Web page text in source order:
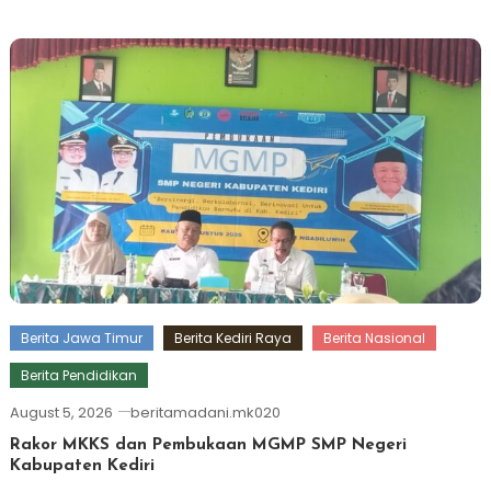
Berita Jawa Timur Berita Kediri Raya
Berita Nasional
Berita Pendidikan
August 5, 2026 beritamadani.mk020
Rakor MKKS dan Pembukaan MGMP SMP Negeri
Kabupaten Kediri